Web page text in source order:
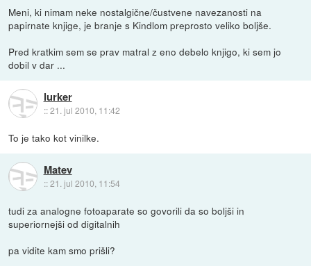
Meni, ki nimam neke nostalgične/čustvene navezanosti na
papirnate knjige, je branje s Kindlom preprosto veliko boljše.
Pred kratkim sem se prav matral z eno debelo knjigo, ki sem jo
dobil v dar ...
lurker
::21. jul 2010, 11:42
To je tako kot vinilke.
Matev
::21. jul 2010, 11:54
tudi za analogne fotoaparate so govorili da so boljši in
superiornejši od digitalnih
pa vidite kam smo prišli?